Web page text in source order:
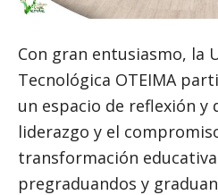
Con gran entusiasmo, la
Tecnológica OTEIMA
un espacio de reflexión y
liderazgo y el
transformación
pregraduandos y